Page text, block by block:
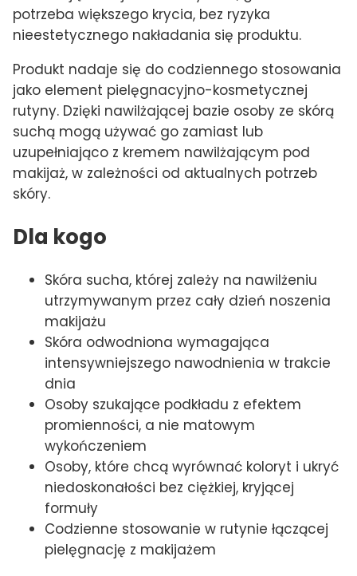
potrzeba większego krycia, bez ryzyka
nieestetycznego nakładania się produktu.
Produkt nadaje się do codziennego stosowania
jako element pielęgnacyjno-kosmetycznej
rutyny. Dzięki nawilżającej bazie osoby ze skórą
suchą mogą używać go zamiast lub
uzupełniająco z kremem nawilżającym pod
makijaż, w zależności od aktualnych potrzeb
skóry.
Dla kogo
Skóra sucha, której zależy na nawilżeniu
utrzymywanym przez cały dzień noszenia
makijażu
Skóra odwodniona wymagająca
intensywniejszego nawodnienia w trakcie
dnia
Osoby szukające podkładu z efektem
promienności, a nie matowym
wykończeniem
Osoby, które chcą wyrównać koloryt i ukryć
niedoskonałości bez ciężkiej, kryjącej
formuły
Codzienne stosowanie w rutynie łączącej
pielęgnację z makijażem